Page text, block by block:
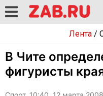
Лента/
В Чите
фигуристы